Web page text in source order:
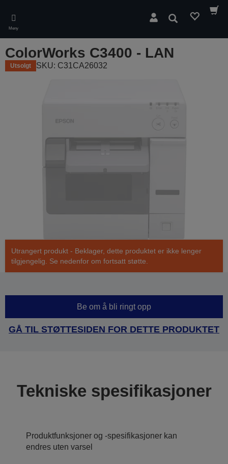
main
content
Meny
Søk
ColorWorks C3400 - LAN
Utsolgt SKU: C31CA26032
Utrangert produkt - Beklager, dette produktet er ikke lenger
tilgjengelig. Se nedenfor om fortsatt støtte.
Be om å bli ringt opp
GÅ TIL STØTTESIDEN FOR DETTE PRODUKTET
Tekniske spesifikasjoner
Produktfunksjoner og -spesifikasjoner kan
endres uten varsel